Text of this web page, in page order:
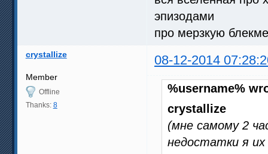
эпизодами
про мерзкую
crystallize 08-12-2014
Member
Offline
Thanks: 8
%username%
crystallize
(мне самому 2
недостатки я их